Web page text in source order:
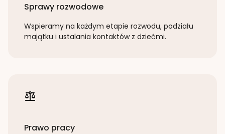
Sprawy rozwodowe
Wspieramy na każdym etapie rozwodu, podziału
majątku i ustalania kontaktów z dziećmi.
Prawo pracy